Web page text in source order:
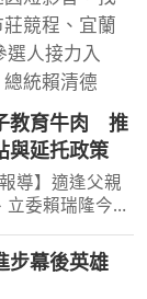
競程、宜蘭
人接力入
統賴清德
教育牛肉 推
與延托政策
導】適逢父親
立委賴瑞隆今
設施，並向爸
福。繼日前提
步幕後英雄